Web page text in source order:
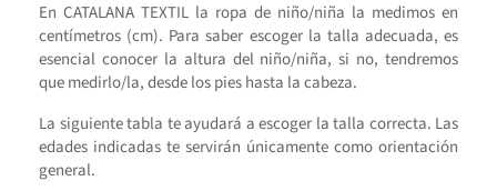
En CATALANA TEXTIL la ropa de niño/niña la medimos en
centímetros (cm). Para saber escoger la talla adecuada, es
esencial conocer la altura del niño/niña, si no, tendremos
que medirlo/la, desde los pies hasta la cabeza.
La siguiente tabla te ayudará a escoger la talla correcta. Las
edades indicadas te servirán únicamente como orientación
general.